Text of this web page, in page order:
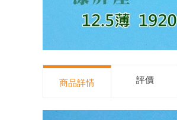
商品詳情 評價